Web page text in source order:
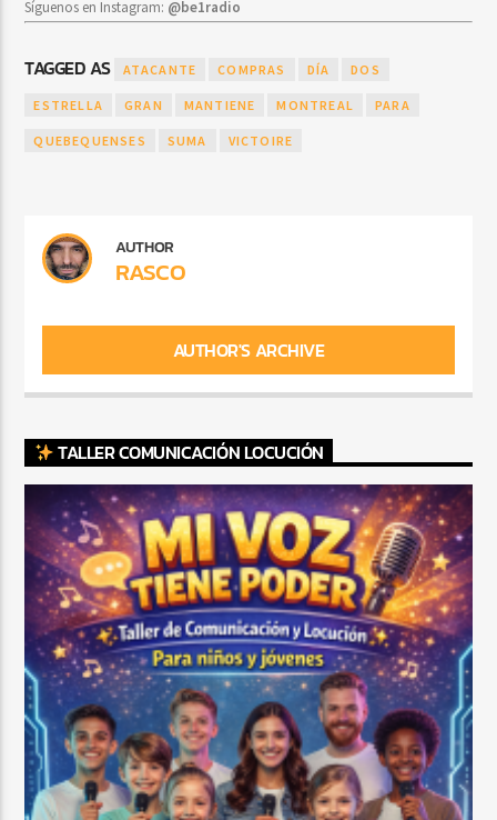
Síguenos en Instagram: @be1radio
TAGGED AS ATACANTE COMPRAS DÍA DOS
ESTRELLA GRAN MANTIENE MONTREAL PARA
QUEBEQUENSES SUMA VICTOIRE
AUTHOR
RASCO
AUTHOR'S ARCHIVE
TALLER COMUNICACIÓN LOCUCIÓN